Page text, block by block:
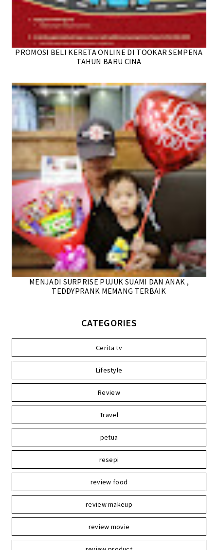
PROMOSI BELI KERETA ONLINE DI TOOKAR SEMPENA
TAHUN BARU CINA
MENJADI SURPRISE PUJUK SUAMI DAN ANAK ,
TEDDYPRANK MEMANG TERBAIK
CATEGORIES
Cerita tv
Lifestyle
Review
Travel
petua
resepi
review food
review makeup
review movie